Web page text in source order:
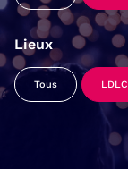
Lieux
Tous